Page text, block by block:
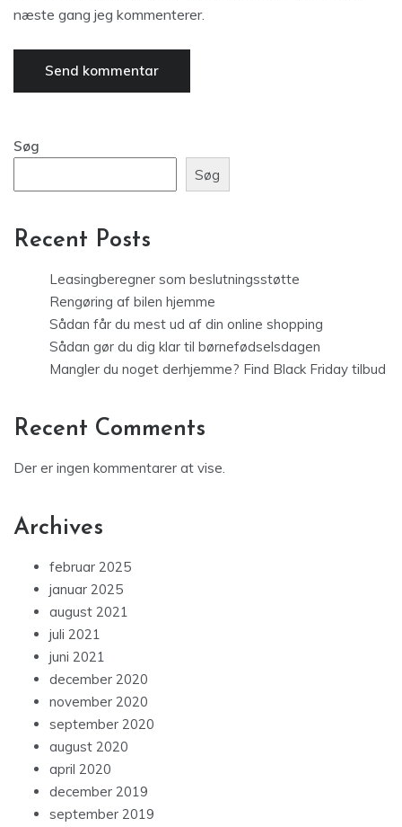
næste gang jeg kommenterer.
Søg
Søg
Recent Posts
Leasingberegner som beslutningsstøtte
Rengøring af bilen hjemme
Sådan får du mest ud af din online shopping
Sådan gør du dig klar til børnefødselsdagen
Mangler du noget derhjemme? Find Black Friday tilbud
Recent Comments
Der er ingen kommentarer at vise.
Archives
februar 2025
januar 2025
august 2021
juli 2021
juni 2021
december 2020
november 2020
september 2020
august 2020
april 2020
december 2019
september 2019